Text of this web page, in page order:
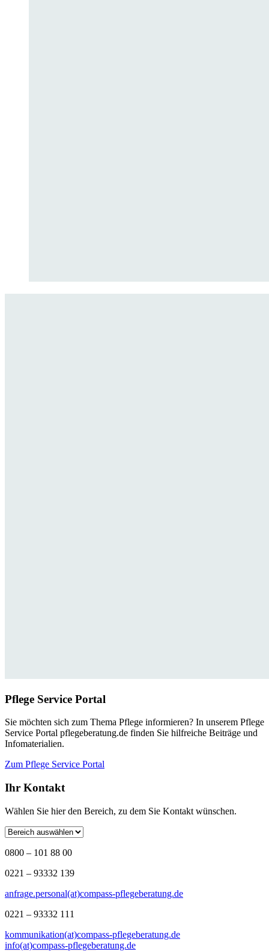
Pflege Service Portal
Sie möchten sich zum Thema Pflege informieren? In unserem Pflege
Service Portal pflegeberatung.de finden Sie hilfreiche Beiträge und
Infomaterialien.
Zum Pflege Service Portal
Ihr Kontakt
Wählen Sie hier den Bereich, zu dem Sie Kontakt wünschen.
0800 – 101 88 00
0221 – 93332 139
anfrage.personal(at)compass-pflegeberatung.de
0221 – 93332 111
kommunikation(at)compass-pflegeberatung.de
info(at)compass-pflegeberatung.de